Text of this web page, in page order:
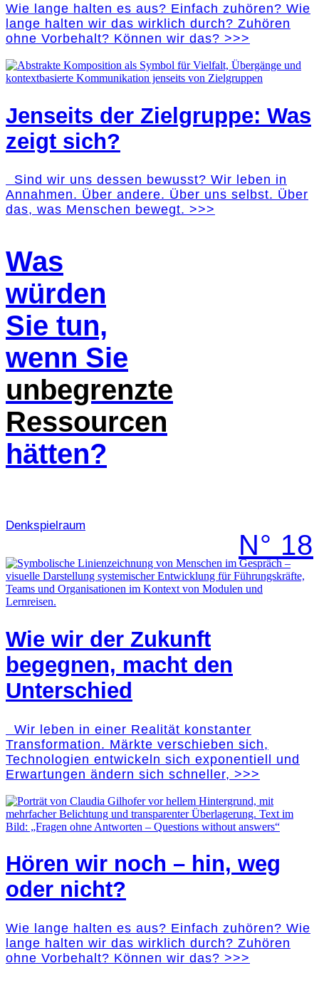
Wie lange halten es aus? Einfach zuhören? Wie
lange halten wir das wirklich durch? Zuhören
ohne Vorbehalt? Können wir das? >>>
Jenseits der Zielgruppe: Was
zeigt sich?
Sind wir uns dessen bewusst? Wir leben in
Annahmen. Über andere. Über uns selbst. Über
das, was Menschen bewegt. >>>
Was
würden
Sie tun,
wenn Sie
unbegrenzte
Ressourcen
hätten?
Denk­spielraum
N° 18
Wie wir der Zukunft
begegnen, macht den
Unterschied
Wir leben in einer Realität konstanter
Transformation. Märkte verschieben sich,
Technologien entwickeln sich exponentiell und
Erwartungen ändern sich schneller, >>>
Hören wir noch – hin, weg
oder nicht?
Wie lange halten es aus? Einfach zuhören? Wie
lange halten wir das wirklich durch? Zuhören
ohne Vorbehalt? Können wir das? >>>